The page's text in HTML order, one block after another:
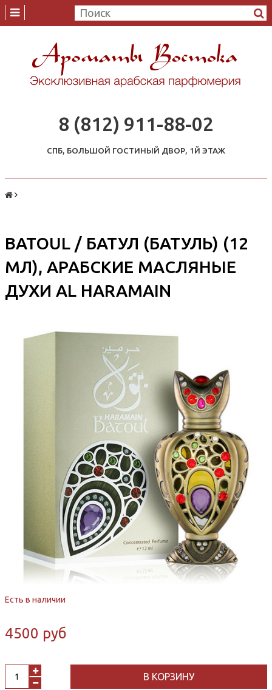
8 (812) 911-88-02
СПБ, БОЛЬШОЙ ГОСТИНЫЙ ДВОР, 1Й ЭТАЖ
BATOUL / БАТУЛ (БАТУЛЬ) (12
МЛ), АРАБСКИЕ МАСЛЯНЫЕ
ДУХИ AL HARAMAIN
Есть в наличии
4500 руб
В КОРЗИНУ